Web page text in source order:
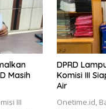
Masih
III
DPRD
Komisi III
Air
Onetime.id,